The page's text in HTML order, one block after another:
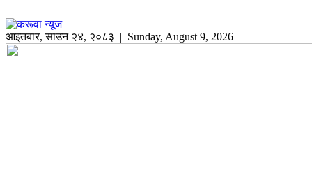
आइतबार,साउन २४, २०८३ | Sunday, August 9, 2026